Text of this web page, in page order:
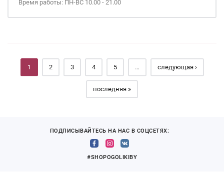
Время работы: ПН-ВС 10.00 - 21.00
Страницы
1 2 3 4 5 … следующая ›
последняя »
ПОДПИСЫВАЙТЕСЬ НА НАС В СОЦСЕТЯХ:
#SHOPOGOLIKIBY